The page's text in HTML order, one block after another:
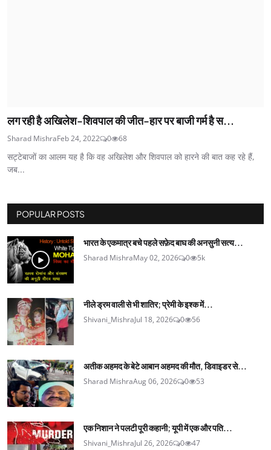
लग रही है अखिलेश-शिवपाल की जीत-हार पर बाजी गर्म है स...
Sharad MishraFeb 24, 2022 0 68
सट्टेबाजों का आलम यह है कि वह अखिलेश और शिवपाल को हारने की बात कह रहे हैं,
जब...
POPULAR POSTS
भारत के एकमात्र बचे पहले सफ़ेद बाघ की अनसुनी सत्य...
Sharad MishraMay 02, 2026 0 5k
नीले ड्रम वाली से भी शातिर; प्रेमी के इश्‍क में...
Shivani_MishraJul 18, 2026 0 56
अतीक अहमद के बेटे आबान अहमद की मौत, डिवाइडर से...
Sharad MishraAug 06, 2026 0 53
एक निशान ने पलटी पूरी कहानी; यूपी में एक और पति...
Shivani_MishraJul 26, 2026 0 47